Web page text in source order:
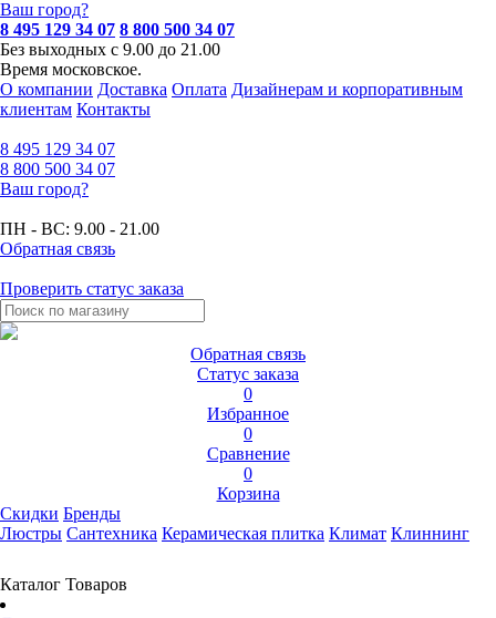
Ваш город?
8 495 129 34 07 8 800 500 34 07
Без выходных с 9.00 до 21.00
Время московское.
О компании Доставка Оплата Дизайнерам и корпоративным
клиентам Контакты
8 495 129 34 07
8 800 500 34 07
Ваш город?
ПН - ВС: 9.00 - 21.00
Обратная связь
Проверить статус заказа
Обратная связь
Статус заказа
0
Избранное
0
Сравнение
0
Корзина
Скидки Бренды
Люстры Сантехника Керамическая плитка Климат Клиннинг
Каталог Товаров